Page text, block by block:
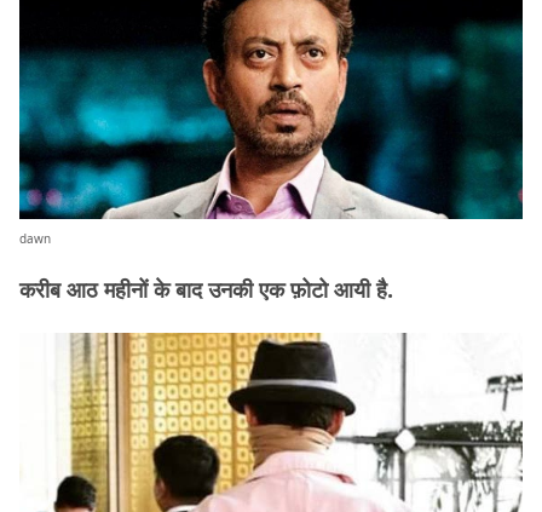
dawn
करीब आठ महीनों के बाद उनकी एक फ़ोटो आयी है.